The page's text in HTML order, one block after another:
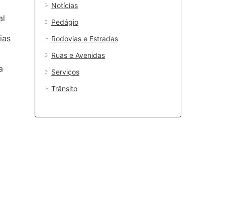
Notícias
Pedágio
Rodovias e Estradas
Ruas e Avenidas
Serviços
Trânsito